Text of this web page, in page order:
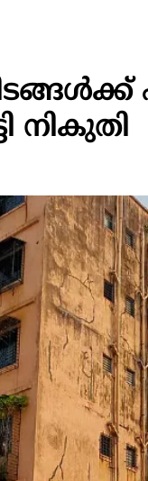
നികുതി